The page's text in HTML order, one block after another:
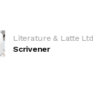
Literature & Latte
Scrivener